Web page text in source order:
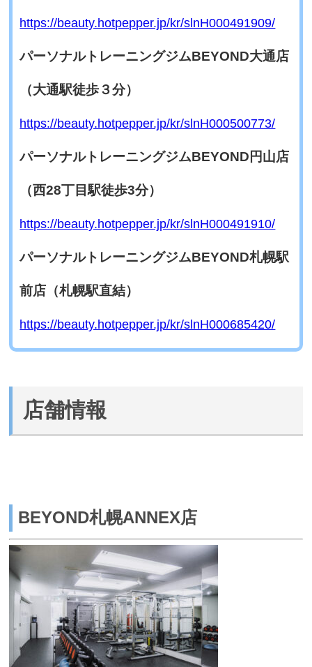
https://beauty.hotpepper.jp/kr/slnH000491909/
パーソナルトレーニングジムBEYOND大通店
（大通駅徒歩３分）
https://beauty.hotpepper.jp/kr/slnH000500773/
パーソナルトレーニングジムBEYOND円山店
（西28丁目駅徒歩3分）
https://beauty.hotpepper.jp/kr/slnH000491910/
パーソナルトレーニングジムBEYOND札幌駅
前店（札幌駅直結）
https://beauty.hotpepper.jp/kr/slnH000685420/
店舗情報
BEYOND札幌ANNEX店